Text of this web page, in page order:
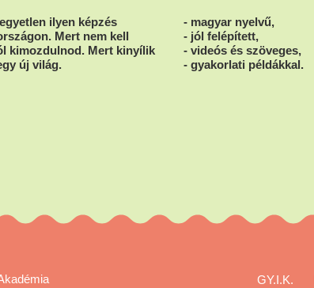
ilyen képzés
Mert nem kell
kimozdulnod. Mert kinyílik
új világ.
- magyar nyelvű,
- jól felépített,
- videós és szöveges,
- gyakorlati példákkal.
GY.I.K.